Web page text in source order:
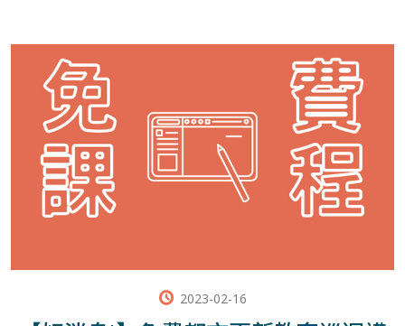
2023-02-16